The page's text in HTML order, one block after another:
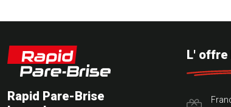
Rapid Pare-Brise
L' offre